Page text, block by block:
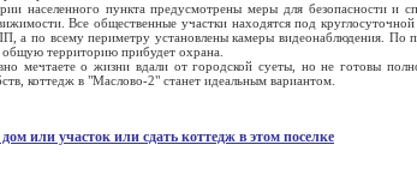
населенного пункта предусмотрены меры для безопасности и
Все общественные участки находятся под
а по всему периметру установлены камеры видеонаблюдения. По
территорию прибудет охрана.
мечтаете о жизни вдали от городской суеты, но не готовы
коттедж в "Маслово-2" станет идеальным вариантом.
или участок или сдать коттедж в этом поселке